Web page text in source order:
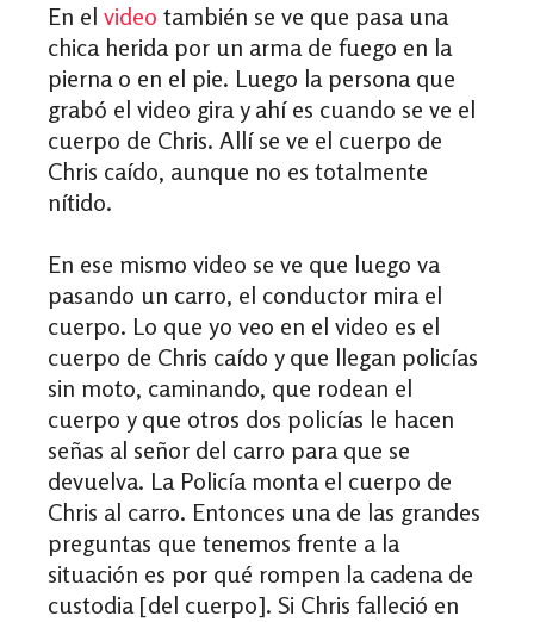
En el video también se ve que pasa una
chica herida por un arma de fuego en la
pierna o en el pie. Luego la persona que
grabó el video gira y ahí es cuando se ve el
cuerpo de Chris. Allí se ve el cuerpo de
Chris caído, aunque no es totalmente
nítido.
En ese mismo video se ve que luego va
pasando un carro, el conductor mira el
cuerpo. Lo que yo veo en el video es el
cuerpo de Chris caído y que llegan policías
sin moto, caminando, que rodean el
cuerpo y que otros dos policías le hacen
señas al señor del carro para que se
devuelva. La Policía monta el cuerpo de
Chris al carro. Entonces una de las grandes
preguntas que tenemos frente a la
situación es por qué rompen la cadena de
custodia [del cuerpo]. Si Chris falleció en